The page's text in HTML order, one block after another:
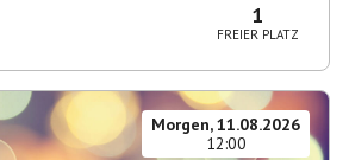
1
FREIER PLATZ
Morgen, 11.08.2026
12:00